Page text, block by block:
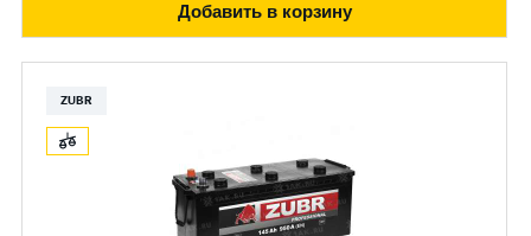
Добавить в корзину
ZUBR